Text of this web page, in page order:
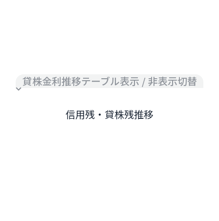
貸株金利推移テーブル表示 / 非表示切替
信用残・貸株残推移